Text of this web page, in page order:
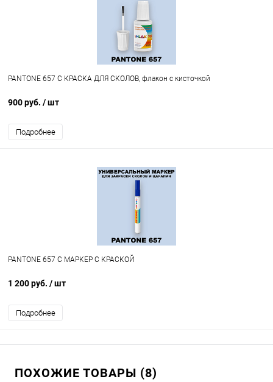
PANTONE 657 C КРАСКА ДЛЯ СКОЛОВ, флакон с кисточкой
900 руб. / шт
Подробнее
PANTONE 657 C МАРКЕР С КРАСКОЙ
1 200 руб. / шт
Подробнее
ПОХОЖИЕ ТОВАРЫ (8)